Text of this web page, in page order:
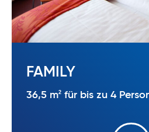
FAMILY
36,5 m2 für bis zu 4